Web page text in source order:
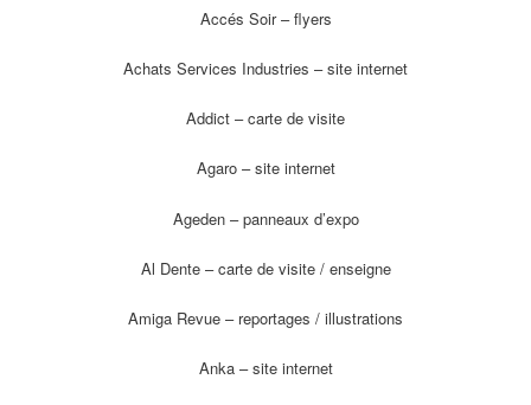
Accés Soir – flyers
Achats Services Industries – site internet
Addict – carte de visite
Agaro – site internet
Ageden – panneaux d’expo
Al Dente – carte de visite / enseigne
Amiga Revue – reportages / illustrations
Anka – site internet